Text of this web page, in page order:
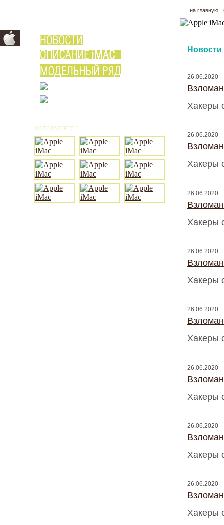
ФОТОГАЛЕРЕЯ /
на главную
Новости
26.06.2020
Хакеры
26.06.2020
Хакеры
26.06.2020
Хакеры
26.06.2020
Хакеры
26.06.2020
Хакеры
26.06.2020
Хакеры
26.06.2020
Хакеры
26.06.2020
Хакеры